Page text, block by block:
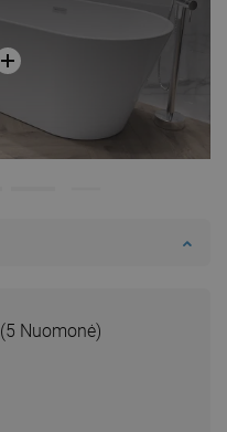
(5 Nuomonė)